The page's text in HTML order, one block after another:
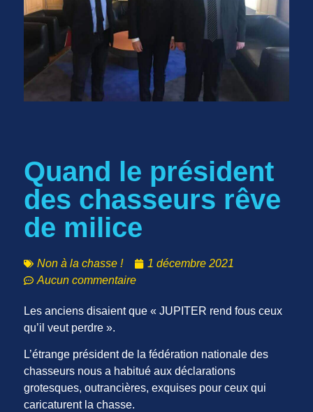
Quand le président
des chasseurs rêve
de milice
Non à la chasse !
1 décembre 2021
Aucun commentaire
Les anciens disaient que « JUPITER rend fous ceux
qu’il veut perdre ».
L’étrange président de la fédération nationale des
chasseurs nous a habitué aux déclarations
grotesques, outrancières, exquises pour ceux qui
caricaturent la chasse.